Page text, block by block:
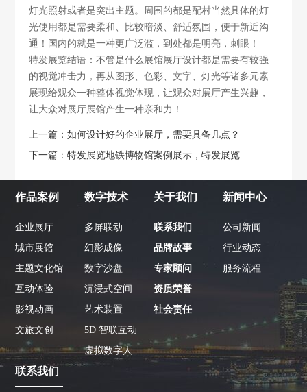
灯光照射或者是突出主题。周围的都是配村当然具体的灯
光使用都是需要柔和、比较暗淡、舒适氛围，便于新近沟
通！国内的就是一种更广泛滥，到处都是明亮，刺眼！
特发展览结语：不管是什么展馆展厅设计都是需要有较强
的视觉冲击力，再从图形、色彩、文字、灯光等诸多元素
展现给观众一种整体视觉体现，让观众对展厅产生兴趣，
让大众对展厅展馆产生一种亲和力！
上一篇：如何设计好的企业展厅，需要具备几点？
下一篇：特发展览地铁博物馆案例展示，特发展览
作品案例
企业展厅
城市展馆
主题文化馆
互动体验
影视动画
文旅文创
数字技术
多屏联动
幻影成像
数字沙盘
沉浸式空间
艺术装置
5D 智联互动
虚拟数字人
关于我们
联系我们
品牌故事
专家顾问
资质荣誉
社会责任
新闻中心
公司新闻
行业动态
服务流程
联系我们